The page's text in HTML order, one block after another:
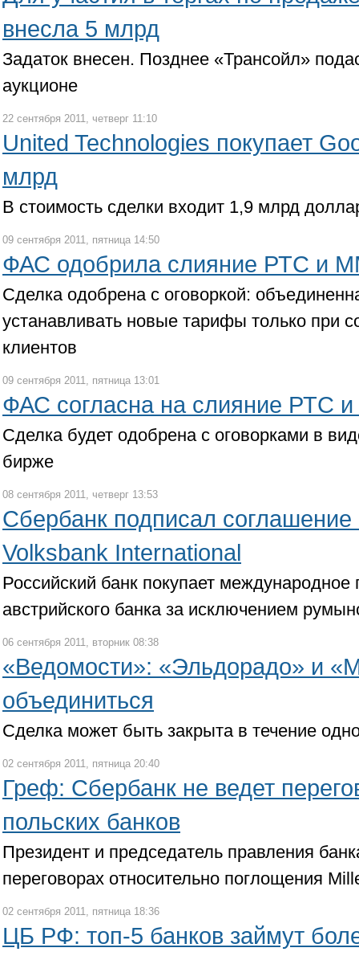
внесла 5 млрд
Задаток внесен. Позднее «Трансойл»
аукционе
22 сентября 2011, четверг 11:10
United Technologies покупает
млрд
В стоимость сделки входит 1,9 млрд
09 сентября 2011, пятница 14:50
ФАС одобрила слияние РТС и
Сделка одобрена с оговоркой:
устанавливать новые тарифы только при
клиентов
09 сентября 2011, пятница 13:01
ФАС согласна на слияние РТС
Сделка будет одобрена с оговорками в
бирже
08 сентября 2011, четверг 13:53
Сбербанк подписал соглашение
Volksbank International
Российский банк покупает международное
австрийского банка за исключением
06 сентября 2011, вторник 08:38
«Ведомости»: «Эльдорадо» и
объединиться
Сделка может быть закрыта в течение
02 сентября 2011, пятница 20:40
Греф: Сбербанк не ведет
польских банков
Президент и председатель правления
переговорах относительно поглощения
02 сентября 2011, пятница 18:36
ЦБ РФ: топ-5 банков займут